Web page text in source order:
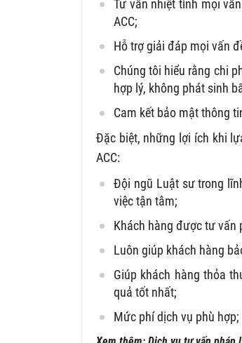
Tư vấn nhiệt tình mọi
ACC;
Hỗ trợ giải đáp mọi vấn
Chúng tôi hiểu rằng chi
hợp lý, không phát sinh
Cam kết bảo mật thông
Đặc biệt, những lợi ích khi
ACC:
Đội ngũ Luật sư trong
việc tận tâm;
Khách hàng được tư vấn
Luôn giúp khách hàng
Giúp khách hàng thỏa
quả tốt nhất;
Mức phí dịch vụ phù hợp;